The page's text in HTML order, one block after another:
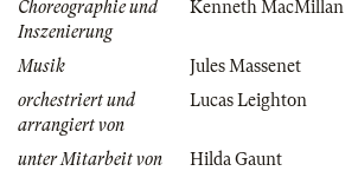
Choreographie und
Inszenierung
Kenneth MacMillan
Musik
Jules Massenet
orchestriert und
arrangiert von
Lucas Leighton
unter Mitarbeit von
Hilda Gaunt